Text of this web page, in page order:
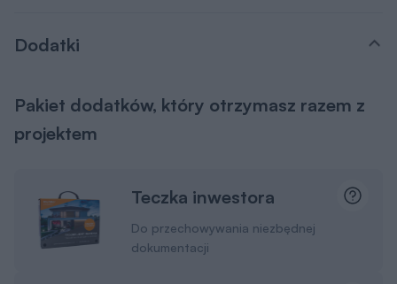
Dodatki
Pakiet dodatków, który otrzymasz razem z
projektem
Teczka inwestora
Do przechowywania niezbędnej
dokumentacji